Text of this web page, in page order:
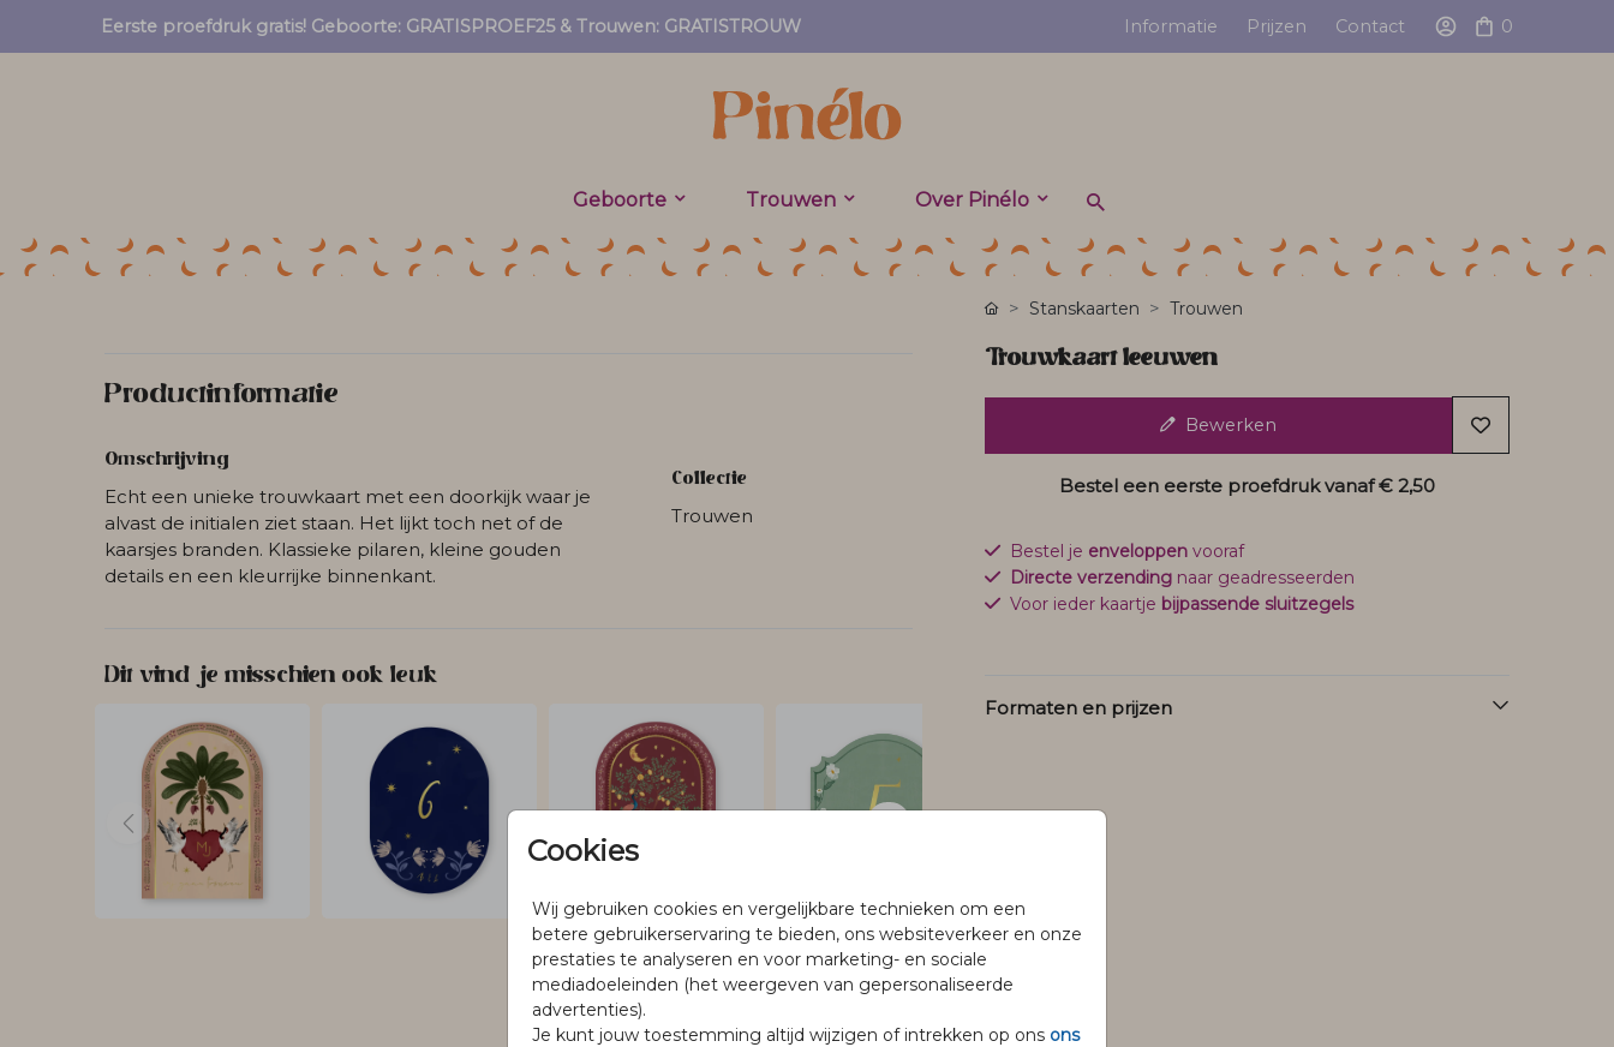
Eerste proefdruk gratis! Geboorte: GRATISPROEF25 & Trouwen: GRATISTROUW Informatie Prijzen Contact 0
Geboorte Trouwen Over Pinélo
Cookies
Wij gebruiken cookies en vergelijkbare technieken om een
betere gebruikerservaring te bieden, ons websiteverkeer en onze
prestaties te analyseren en voor marketing- en sociale
mediadoeleinden (het weergeven van gepersonaliseerde
advertenties).
Je kunt jouw toestemming altijd wijzigen of intrekken op ons ons
Productinformatie
Omschrijving
Echt een unieke trouwkaart met een doorkijk waar je
alvast de initialen ziet staan. Het lijkt toch net of de
kaarsjes branden. Klassieke pilaren, kleine gouden
details en een kleurrijke binnenkant.
Collectie
Trouwen
Dit vind je misschien ook leuk
Stanskaarten Trouwen
Trouwkaart leeuwen
Bewerken
Bestel een eerste proefdruk vanaf€ 2,50
Bestel je enveloppenvooraf
Directe verzendingnaar geadresseerden
Voor ieder kaartje bijpassende sluitzegels
Formaten en prijzen